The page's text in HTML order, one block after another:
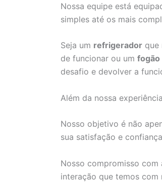
Nossa equipe está
simples até os mais
Seja um refrigerador que
de funcionar ou um fogão
desafio e devolver a
Além da nossa
Nosso objetivo é não
sua satisfação e
Nosso compromisso
interação que temos com